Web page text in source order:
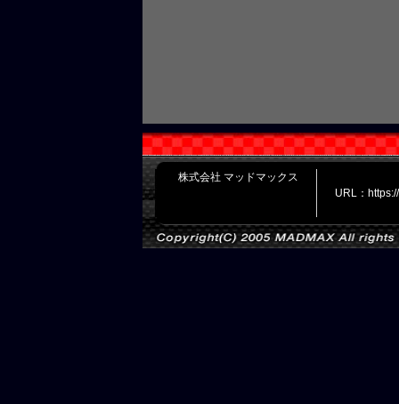
株式会社 マッドマックス
URL：